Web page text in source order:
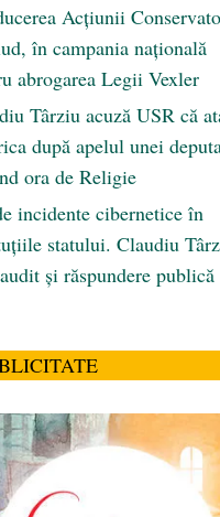
Acțiunii
în campania națională
abrogarea Legii Vexler
Târziu acuză USR că
după apelul unei
ora de Religie
incidente cibernetice în
statului. Claudiu
și răspundere publică